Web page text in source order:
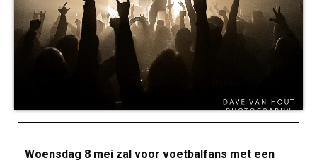
Woensdag 8 mei zal voor voetbalfans met een